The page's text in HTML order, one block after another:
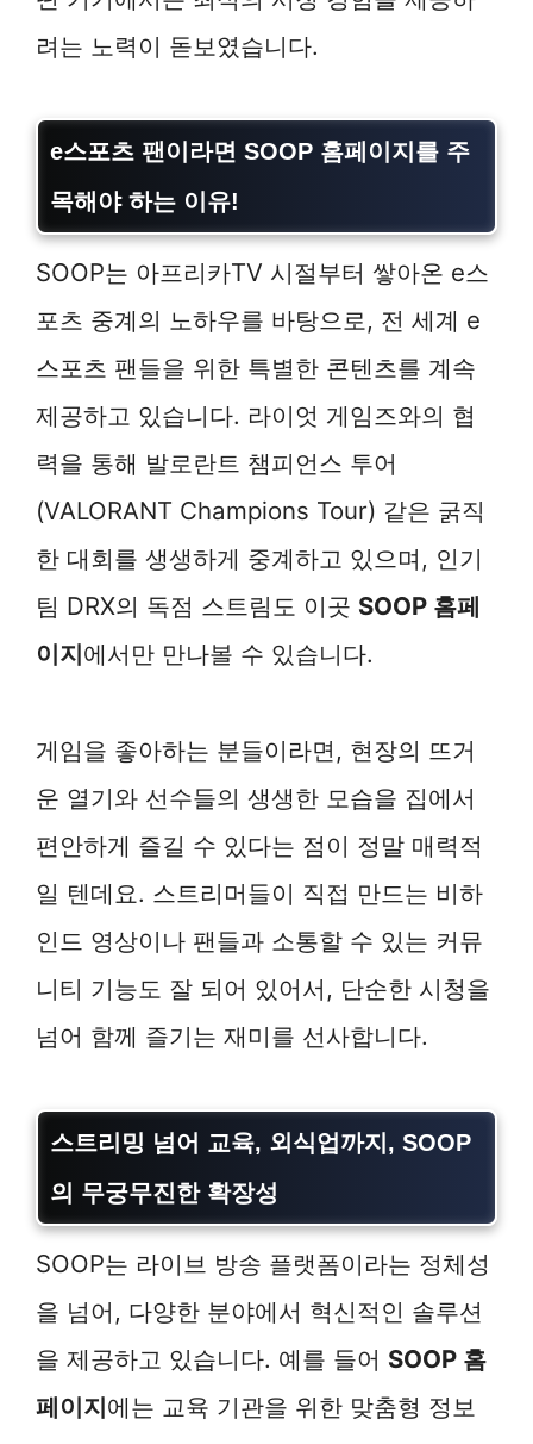
려는 노력이 돋보였습니다.
e스포츠 팬이라면 SOOP 홈페이지 를 주
목해야 하는 이유!
SOOP는 아프리카TV 시절부터 쌓아온 e스
포츠 중계의 노하우를 바탕으로, 전 세계 e
스포츠 팬들을 위한 특별한 콘텐츠를 계속
제공하고 있습니다. 라이엇 게임즈와의 협
력을 통해 발로란트 챔피언스 투어
(VALORANT Champions Tour) 같은 굵직
한 대회를 생생하게 중계하고 있으며, 인기
팀 DRX의 독점 스트림도 이곳 SOOP 홈페
이지에서만 만나볼 수 있습니다.
게임을 좋아하는 분들이라면, 현장의 뜨거
운 열기와 선수들의 생생한 모습을 집에서
편안하게 즐길 수 있다는 점이 정말 매력적
일 텐데요. 스트리머들이 직접 만드는 비하
인드 영상이나 팬들과 소통할 수 있는 커뮤
니티 기능도 잘 되어 있어서, 단순한 시청을
넘어 함께 즐기는 재미를 선사합니다.
스트리밍 넘어 교육, 외식업까지, SOOP
의 무궁무진한 확장성
SOOP는 라이브 방송 플랫폼이라는 정체성
을 넘어, 다양한 분야에서 혁신적인 솔루션
을 제공하고 있습니다. 예를 들어 SOOP 홈
페이지에는 교육 기관을 위한 맞춤형 정보